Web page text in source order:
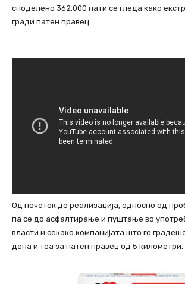
споделено 362.000 пати се гледа како
гради патен правец.
Од почеток до реализација, односно од
па се до асфалтирање и пуштање во
власти и секако компанијата што го
дена и тоа за патен правец од 5 километри.